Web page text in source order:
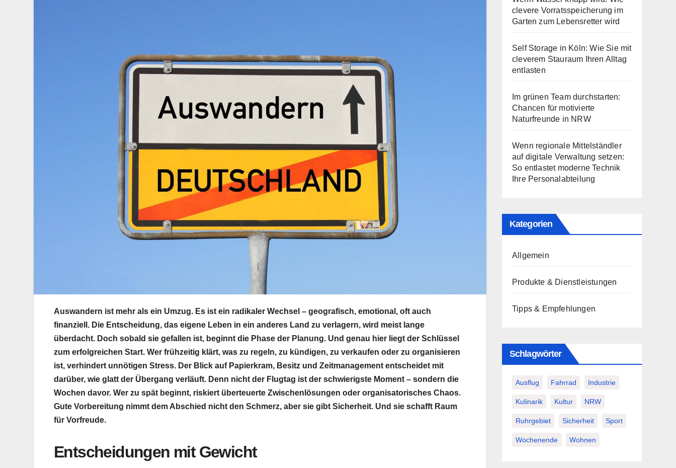
Auswandern ist mehr als ein Umzug. Es ist ein radikaler Wechsel – geografisch, emotional, oft auch
finanziell. Die Entscheidung, das eigene Leben in ein anderes Land zu verlagern, wird meist lange
überdacht. Doch sobald sie gefallen ist, beginnt die Phase der Planung. Und genau hier liegt der Schlüssel
zum erfolgreichen Start. Wer frühzeitig klärt, was zu regeln, zu kündigen, zu verkaufen oder zu organisieren
ist, verhindert unnötigen Stress. Der Blick auf Papierkram, Besitz und Zeitmanagement entscheidet mit
darüber, wie glatt der Übergang verläuft. Denn nicht der Flugtag ist der schwierigste Moment – sondern die
Wochen davor. Wer zu spät beginnt, riskiert überteuerte Zwischenlösungen oder organisatorisches Chaos.
Gute Vorbereitung nimmt dem Abschied nicht den Schmerz, aber sie gibt Sicherheit. Und sie schafft Raum
für Vorfreude.
Entscheidungen mit Gewicht
clevere Vorratsspeicherung im
Garten zum Lebensretter wird
Self Storage in Köln: Wie Sie mit
cleverem Stauraum Ihren Alltag
entlasten
Im grünen Team durchstarten:
Chancen für motivierte
Naturfreunde in NRW
Wenn regionale Mittelständler
auf digitale Verwaltung setzen:
So entlastet moderne Technik
Ihre Personalabteilung
Kategorien
Allgemein
Produkte & Dienstleistungen
Tipps & Empfehlungen
Schlagwörter
Ausflug Fahrrad Industrie
Kulinarik Kultur NRW
Ruhrgebiet Sicherheit Sport
Wochenende Wohnen